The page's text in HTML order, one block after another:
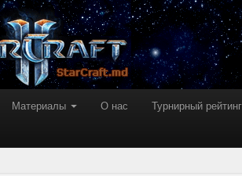
Материалы О нас Турнирный рейтинг